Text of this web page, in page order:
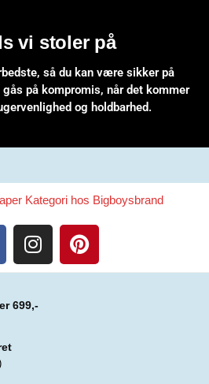
vi stoler på
så du kan være sikker på
på kompromis, når det kommer
og holdbarhed.
699,-